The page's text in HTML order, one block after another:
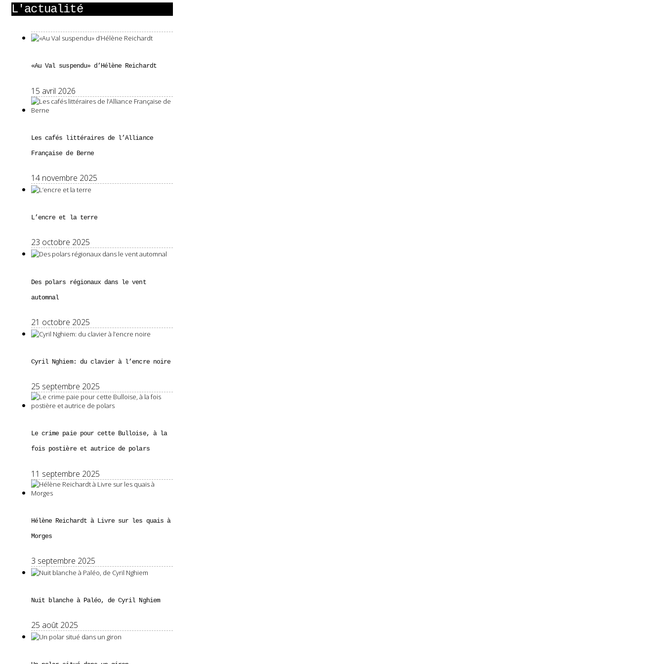
L'actualité
«Au Val suspendu» d’Hélène Reichardt
15 avril 2026
Les cafés littéraires de l’Alliance
Française de Berne
14 novembre 2025
L’encre et la terre
23 octobre 2025
Des polars régionaux dans le vent
automnal
21 octobre 2025
Cyril Nghiem: du clavier à l’encre noire
25 septembre 2025
Le crime paie pour cette Bulloise, à la
fois postière et autrice de polars
11 septembre 2025
Hélène Reichardt à Livre sur les quais à
Morges
3 septembre 2025
Nuit blanche à Paléo, de Cyril Nghiem
25 août 2025